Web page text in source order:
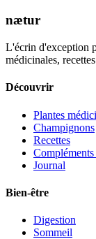
nætur
L'écrin d'exception
médicinales,
Découvrir
Plantes
Champignons
Recettes
Journal
Bien-être
Digestion
Sommeil